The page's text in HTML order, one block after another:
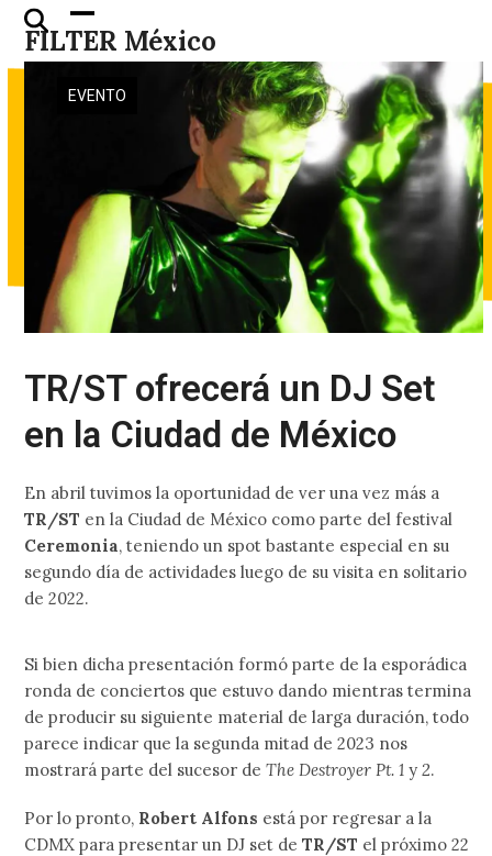
Skip
content
FILTER México
Open
mobile
menu
Close
mobile
menu
EVENTO
TR/ST ofrecerá un DJ Set
en la Ciudad de México
En abril tuvimos la oportunidad de ver una vez más a
TR/ST en la Ciudad de México como parte del festival
Ceremonia, teniendo un spot bastante especial en su
segundo día de actividades luego de su visita en solitario
de 2022.
Si bien dicha presentación formó parte de la esporádica
ronda de conciertos que estuvo dando mientras termina
de producir su siguiente material de larga duración, todo
parece indicar que la segunda mitad de 2023 nos
mostrará parte del sucesor deThe Destroyer Pt. 1y 2.
Por lo pronto, Robert Alfons está por regresar a la
CDMX para presentar un DJ set deTR/ST el próximo 22